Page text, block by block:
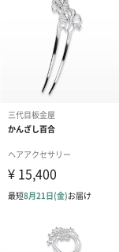
く、金属アレルギ
快適な軽さです。